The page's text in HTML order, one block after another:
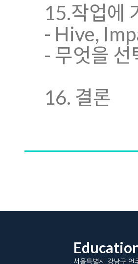
15.작업에
- Hive,
- 무엇을 선
16. 결론
서울특별시 강남구 언